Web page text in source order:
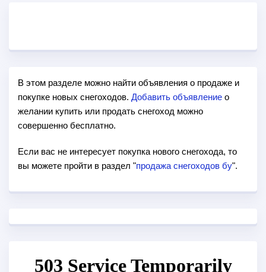
В этом разделе можно найти объявления о продаже и
покупке новых снегоходов. Добавить объявление о
желании купить или продать снегоход можно
совершенно бесплатно.
Если вас не интересует покупка нового снегохода, то
вы можете пройти в раздел "продажа снегоходов бу".